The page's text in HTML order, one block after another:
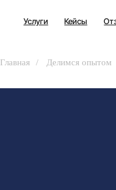
Услуги Кейсы Отзывы
Главная / Делимся опытом